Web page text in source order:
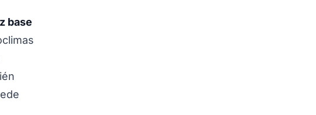
base